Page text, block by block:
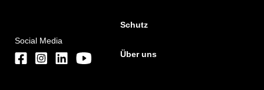
Social Media
Schutz
Über uns